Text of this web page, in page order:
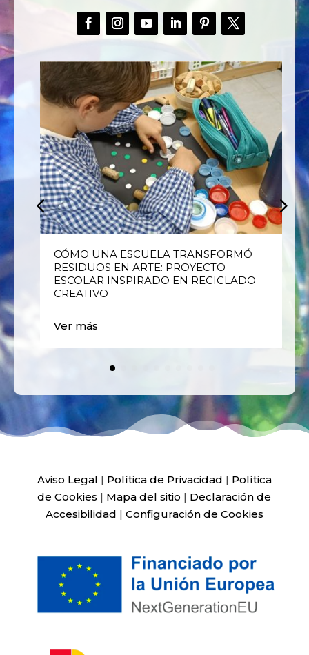
CÓMO UNA ESCUELA TRANSFORMÓ
RESIDUOS EN ARTE: PROYECTO
ESCOLAR INSPIRADO EN RECICLADO
CREATIVO
Ver más
Aviso Legal | Política de Privacidad | Política
de Cookies | Mapa del sitio | Declaración de
Accesibilidad | Configuración de Cookies